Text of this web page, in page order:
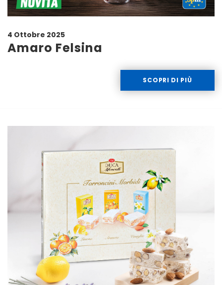
4 Ottobre 2025
Amaro Felsina
SCOPRI DI PIÙ